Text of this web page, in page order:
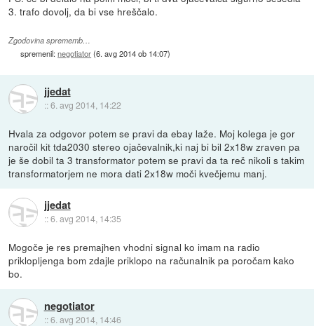
3. trafo dovolj, da bi vse hreščalo.
Zgodovina sprememb…
spremenil:negotiator(6. avg 2014 ob 14:07)
jjedat
::6. avg 2014, 14:22
Hvala za odgovor potem se pravi da ebay laže. Moj kolega je gor
naročil kit tda2030 stereo ojačevalnik,ki naj bi bil 2x18w zraven pa
je še dobil ta 3 transformator potem se pravi da ta reč nikoli s takim
transformatorjem ne mora dati 2x18w moči kvečjemu manj.
jjedat
::6. avg 2014, 14:35
Mogoče je res premajhen vhodni signal ko imam na radio
priklopljenga bom zdajle priklopo na računalnik pa poročam kako
bo.
negotiator
::6. avg 2014, 14:46